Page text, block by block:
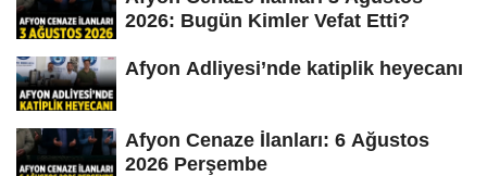
2026: Bugün Kimler Vefat Etti?
Afyon Adliyesi’nde katiplik heyecanı
Afyon Cenaze İlanları: 6 Ağustos
2026 Perşembe